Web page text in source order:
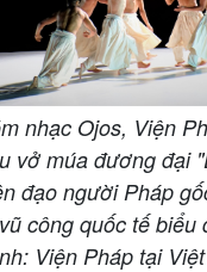
nhạc Ojos, Viện
vở múa đương đại
đạo người Pháp
công quốc tế biểu
Viện Pháp tại